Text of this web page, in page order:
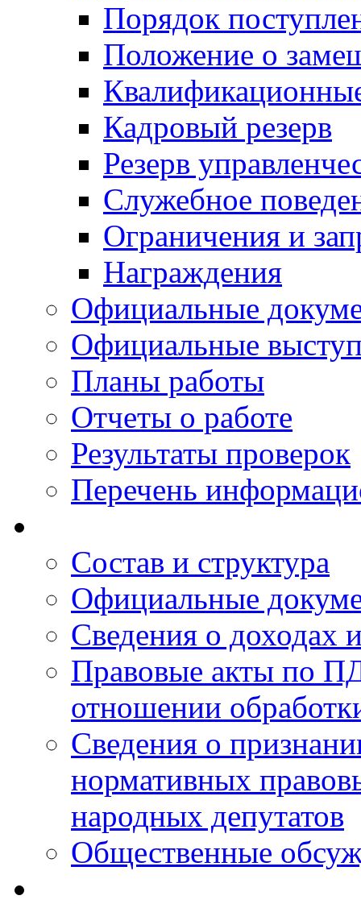
Порядок
Положение о
Кадровый резерв
Резерв
Служебное
Ограничения и
Награждения
Официальные
Официальные
Планы работы
Отчеты о работе
Результаты проверок
Перечень
Состав и структура
Официальные
Сведения о доходах
Правовые акты по
отношении
Сведения о
нормативных
народных депутатов
Общественные